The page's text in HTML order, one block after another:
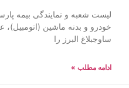
لیست شعبه و نمایندگی بیمه
خودرو و بدنه ماشین
ساوجبلاغ البرز را
ادامه مطلب »